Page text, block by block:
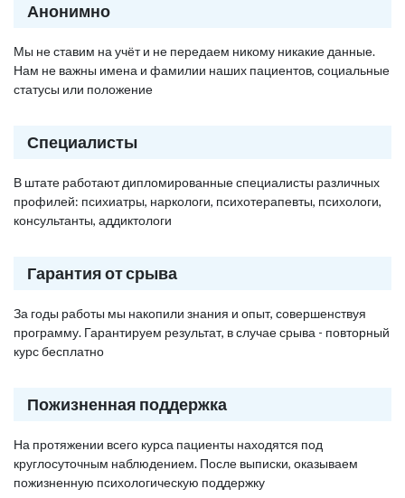
Анонимно
Мы не ставим на учёт и не передаем никому никакие данные.
Нам не важны имена и фамилии наших пациентов, социальные
статусы или положение
Специалисты
В штате работают дипломированные специалисты различных
профилей: психиатры, наркологи, психотерапевты, психологи,
консультанты, аддиктологи
Гарантия от срыва
За годы работы мы накопили знания и опыт, совершенствуя
программу. Гарантируем результат, в случае срыва - повторный
курс бесплатно
Пожизненная поддержка
На протяжении всего курса пациенты находятся под
круглосуточным наблюдением. После выписки, оказываем
пожизненную психологическую поддержку